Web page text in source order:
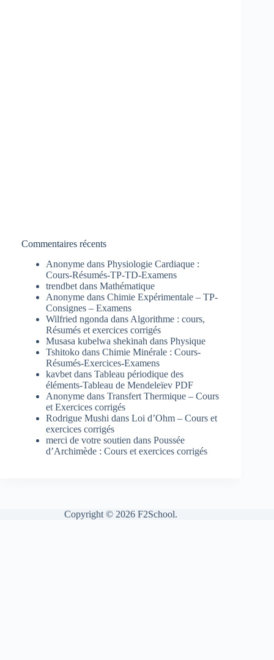
Commentaires récents
Anonyme dans Physiologie Cardiaque :
Cours-Résumés-TP-TD-Examens
trendbet dans Mathématique
Anonyme dans Chimie Expérimentale – TP-
Consignes – Examens
Wilfried ngonda dans Algorithme : cours,
Résumés et exercices corrigés
Musasa kubelwa shekinah dans Physique
Tshitoko dans Chimie Minérale : Cours-
Résumés-Exercices-Examens
kavbet dans Tableau périodique des
éléments-Tableau de Mendeleïev PDF
Anonyme dans Transfert Thermique – Cours
et Exercices corrigés
Rodrigue Mushi dans Loi d’Ohm – Cours et
exercices corrigés
merci de votre soutien dans Poussée
d’Archimède : Cours et exercices corrigés
Copyright © 2026 F2School.